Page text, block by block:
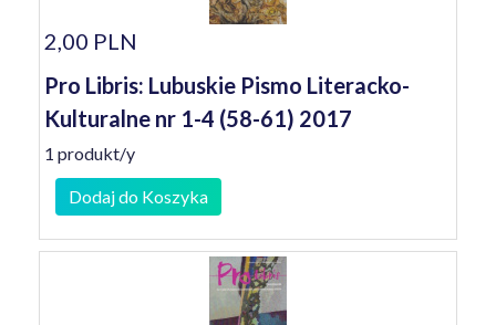
2,00 PLN
Pro Libris: Lubuskie Pismo Literacko-
Kulturalne nr 1-4 (58-61) 2017
1 produkt/y
Dodaj do Koszyka